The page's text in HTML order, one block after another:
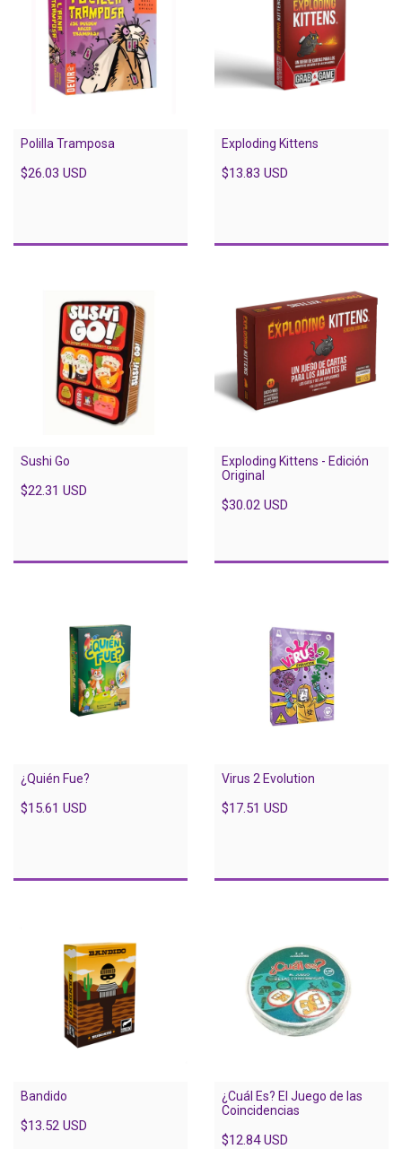
Polilla Tramposa
$26.03 USD
Exploding Kittens
$13.83 USD
Sushi Go
$22.31 USD
Exploding Kittens - Edición
Original
$30.02 USD
¿Quién Fue?
$15.61 USD
Virus 2 Evolution
$17.51 USD
Bandido
$13.52 USD
¿Cuál Es? El Juego de las
Coincidencias
$12.84 USD